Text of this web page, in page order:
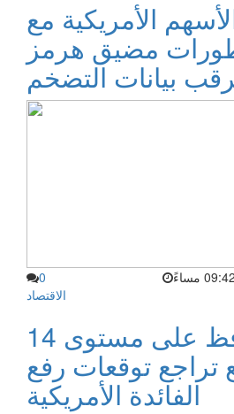
الأمريكية مع
مضيق هرمز
بيانات التضخم
0
الاقتصاد
النحاس يحافظ على مستوى 14
تراجع توقعات رفع
الفائدة الأمريكية